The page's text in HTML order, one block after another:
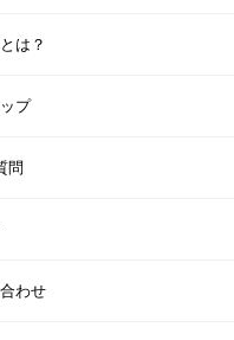
は？
プ
問
わせ